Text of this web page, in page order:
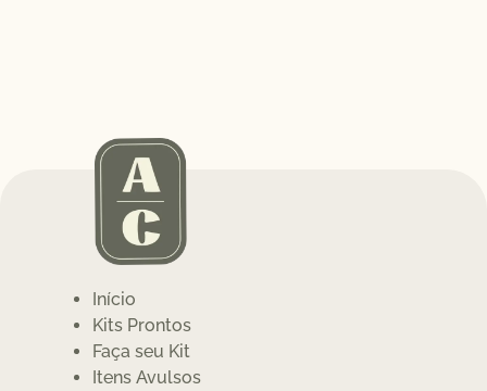
Início
Kits Prontos
Faça seu Kit
Itens Avulsos